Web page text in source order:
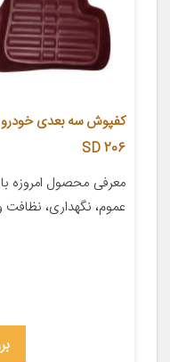
206 SD
معرفی محصول امروزه با
عموم، نگهداری،